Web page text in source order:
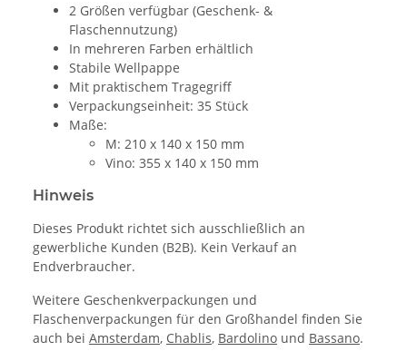
2 Größen verfügbar (Geschenk- &
Flaschennutzung)
In mehreren Farben erhältlich
Stabile Wellpappe
Mit praktischem Tragegriff
Verpackungseinheit: 35 Stück
Maße:
M: 210 x 140 x 150 mm
Vino: 355 x 140 x 150 mm
Hinweis
Dieses Produkt richtet sich ausschließlich an
gewerbliche Kunden (B2B). Kein Verkauf an
Endverbraucher.
Weitere Geschenkverpackungen und
Flaschenverpackungen für den Großhandel finden Sie
auch bei Amsterdam, Chablis, Bardolino und Bassano.